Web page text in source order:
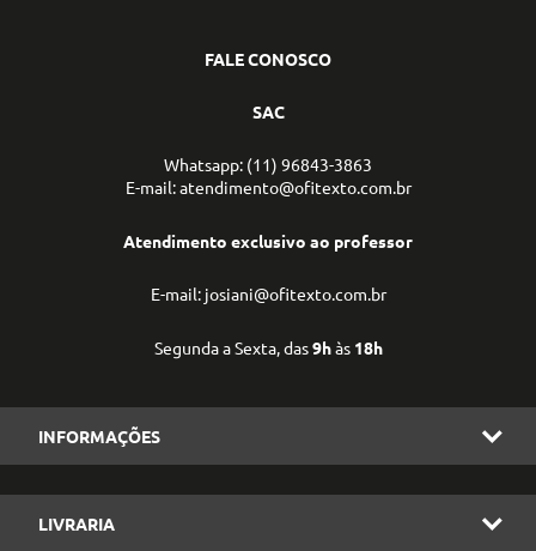
FALE CONOSCO
SAC
Whatsapp: (11) 96843-3863
E-mail: atendimento@ofitexto.com.br
Atendimento exclusivo ao professor
E-mail: josiani@ofitexto.com.br
Segunda a Sexta, das9hàs 18h
INFORMAÇÕES
LIVRARIA